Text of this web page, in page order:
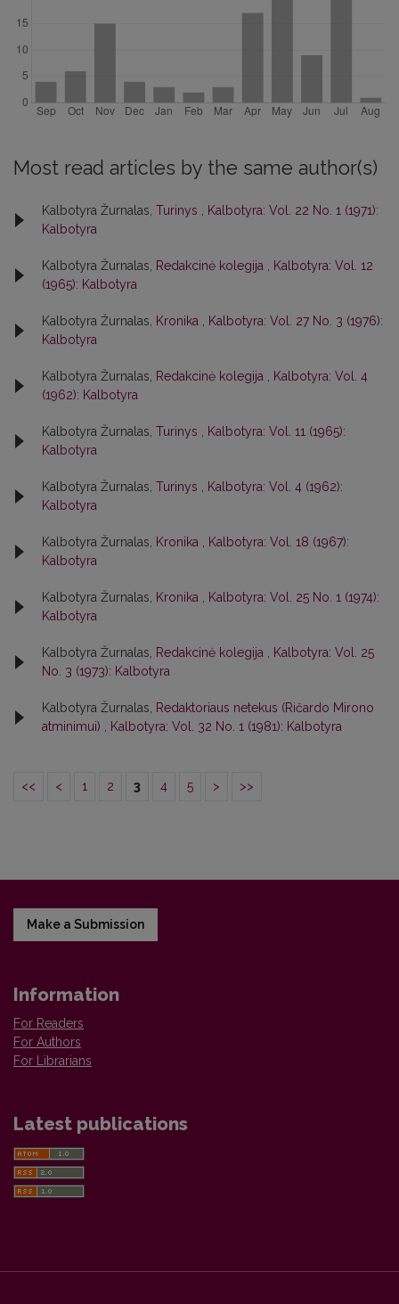
Most read articles by the same author(s)
Kalbotyra Žurnalas, Turinys
Kalbotyra: Vol. 22 No. 1 (1971):
Kalbotyra
Kalbotyra Žurnalas, Redakcinė kolegija
Kalbotyra: Vol. 12
(1965): Kalbotyra
Kalbotyra Žurnalas, Kronika
Kalbotyra: Vol. 27 No. 3 (1976):
Kalbotyra
Kalbotyra Žurnalas, Redakcinė kolegija
Kalbotyra: Vol. 4
(1962): Kalbotyra
Kalbotyra Žurnalas, Turinys
Kalbotyra: Vol. 11 (1965):
Kalbotyra
Kalbotyra Žurnalas, Turinys
Kalbotyra: Vol. 4 (1962):
Kalbotyra
Kalbotyra Žurnalas, Kronika
Kalbotyra: Vol. 18 (1967):
Kalbotyra
Kalbotyra Žurnalas, Kronika
Kalbotyra: Vol. 25 No. 1 (1974):
Kalbotyra
Kalbotyra Žurnalas, Redakcinė kolegija
Kalbotyra: Vol. 25
No. 3 (1973): Kalbotyra
Kalbotyra Žurnalas,
Redaktoriaus netekus (Ričardo Mirono
atminimui)
Kalbotyra: Vol. 32 No. 1 (1981): Kalbotyra
<< < 1 2 3 4 5 > >>
Make a Submission
Information
For Readers
For Authors
For Librarians
Latest publications